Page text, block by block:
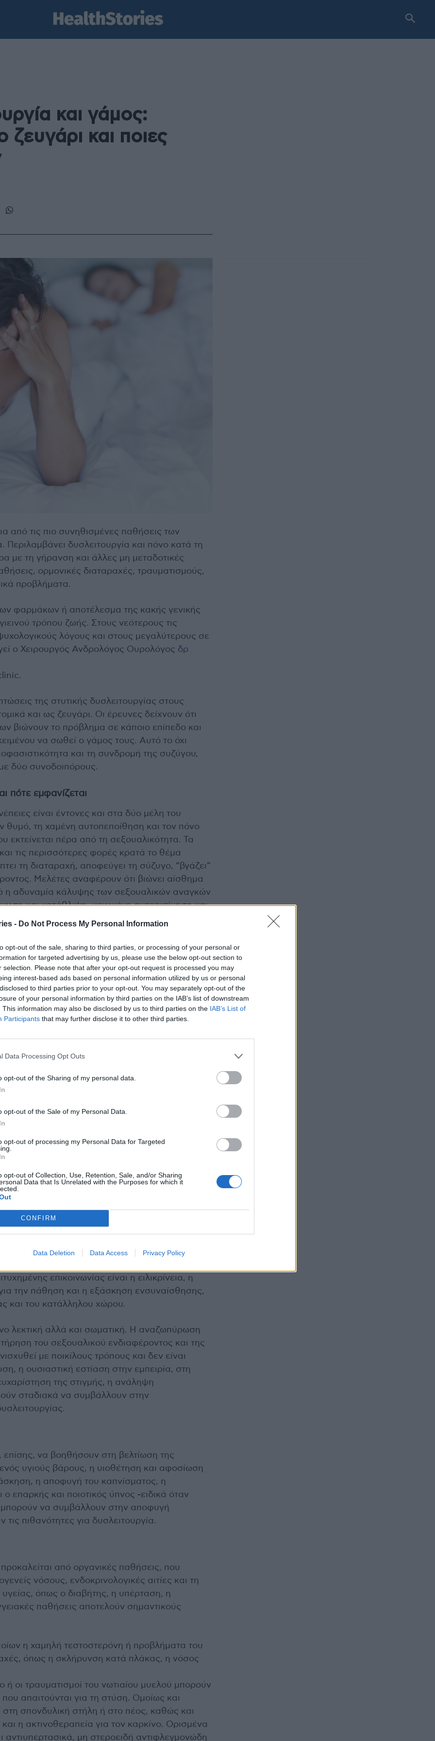
- Do Not Process My Personal Information
opt-out of the sale, sharing to third parties, or processing of your personal or
for targeted advertising by us, please use the below opt-out section to
selection. Please note that after your opt-out request is processed you may
interest-based ads based on personal information utilized by us or personal
to third parties prior to your opt-out. You may separately opt-out of the
of your personal information by third parties on the IAB’s list of downstream
This information may also be disclosed by us to third parties on the IAB’s List of
Participants that may further disclose it to other third parties.
Data Processing Opt Outs
opt-out of the Sharing of my personal data.
opt-out of the Sale of my Personal Data.
opt-out of processing my Personal Data for Targeted
opt-out of Collection, Use, Retention, Sale, and/or Sharing
Data that Is Unrelated with the Purposes for which it
CONFIRM
Data Deletion Data Access Privacy Policy
και γάμος:
ζευγάρι και ποιες
από τις πιο συνηθισμένες παθήσεις των
δυσλειτουργία και πόνο κατά τη
με τη γήρανση και άλλες μη μεταδοτικές
ορμονικές διαταραχές, τραυματισμούς,
προβλήματα.
φαρμάκων ή αποτέλεσμα της κακής γενικής
τρόπου ζωής. Στους νεότερους τις
λόγους και στους μεγαλύτερους σε
ο Χειρουργός Ανδρολόγος Ουρολόγος δρ
της στυτικής δυσλειτουργίας στους
και ως ζευγάρι. Οι έρευνες δείχνουν ότι
βιώνουν το πρόβλημα σε κάποιο επίπεδο και
να σωθεί ο γάμος τους. Αυτό το όχι
και τη συνδρομή της συζύγου,
δύο συνοδοιπόρους.
πότε εμφανίζεται
είναι έντονες και στα δύο μέλη του
θυμό, τη χαμένη αυτοπεποίθηση και τον πόνο
εκτείνεται πέρα από τη σεξουαλικότητα. Τα
τις περισσότερες φορές κρατά το θέμα
τη διαταραχή, αποφεύγει τη σύζυγο, “βγάζει”
Μελέτες αναφέρουν ότι βιώνει αίσθημα
η αδυναμία κάλυψης των σεξουαλικών αναγκών
και κατάθλιψη, μειωμένη αυτοεκτίμηση και
αυξημένο άγχος και
στυτική δυσλειτουργία
άγχους και αποτυχίας.
στυτικής δυσλειτουργίας – πιστεύει ότι ο
ότι δεν τη βρίσκει πια ελκυστική. Βιώνει
οικειότητας, αναπτύσσει αρνητικά
με ενοχές και άγχος που την οδηγούν σε
άλλων γυναικών στη ζωή του και μερικές
συμπεριφορές.
να προκαλέσει συρρίκνωση και τελικά
ζευγαριού. Ακόμα και σε σχέσεις
να απομακρυνθούν και να ξεκινήσει ο
τα συναισθήματα της απώλειας της
Υπάρχουν πολλές συμβουλές και τεχνικές
και της ερωτικής επαφής.
σε ψυχολογικούς λόγους, η ανοιχτή
που επιτρέπει στο ζευγάρι να χτίσει την από
της και τη διατήρηση του γάμου. Παρότι
της ανησυχίας και του άγχους και θέτει τις
όπως κάνουν συχνά στον κοινό έγγαμο βίο
επικοινωνίας είναι η ειλικρίνεια, η
την πάθηση και η εξάσκηση ενσυναίσθησης,
και του κατάλληλου χώρου.
λεκτική αλλά και σωματική. Η αναζωπύρωση
του σεξουαλικού ενδιαφέροντος και της
με ποικίλους τρόπους και δεν είναι
η ουσιαστική εστίαση στην εμπειρία, στη
της στιγμής, η ανάληψη
σταδιακά να συμβάλλουν στην
να βοηθήσουν στη βελτίωση της
υγιούς βάρους, η υιοθέτηση και αφοσίωση
η αποφυγή του καπνίσματος, η
επαρκής και ποιοτικός ύπνος -ειδικά όταν
μπορούν να συμβάλλουν στην αποφυγή
πιθανότητες για δυσλειτουργία.
από οργανικές παθήσεις, που
νόσους, ενδοκρινολογικές αιτίες και τη
όπως ο διαβήτης, η υπέρταση, η
παθήσεις αποτελούν σημαντικούς
η χαμηλή τεστοστερόνη ή προβλήματα του
όπως η σκλήρυνση κατά πλάκας, η νόσος
ή οι τραυματισμοί του νωτιαίου μυελού μπορούν
απαιτούνται για τη στύση. Ομοίως και
σπονδυλική στήλη ή στο πέος, καθώς και
η ακτινοθεραπεία για τον καρκίνο. Ορισμένα
αντιυπερτασικά, μη στεροειδή αντιφλεγμονώδη